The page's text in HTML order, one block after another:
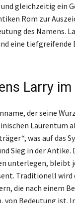
gleichzeitig ein
Rom zur
des Namens.
eine tiefgreifende
Larry im
der seine
Laurentum
was auf das
Sieg in der
unterlegen, bleibt
Traditionell wird
die nach einem
von Bedeutung ist.